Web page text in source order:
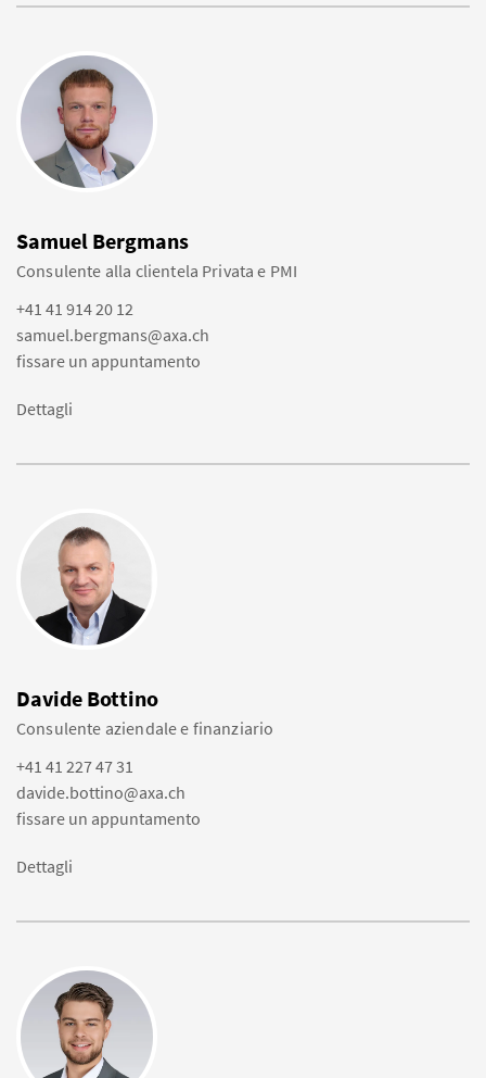
Samuel Bergmans
Consulente alla clientela Privata e PMI
+41 41 914 20 12
samuel.bergmans@axa.ch
fissare un appuntamento
Dettagli
Davide Bottino
Consulente aziendale e finanziario
+41 41 227 47 31
davide.bottino@axa.ch
fissare un appuntamento
Dettagli